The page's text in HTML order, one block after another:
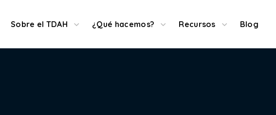
Sobre el TDAH ¿Qué hacemos? Recursos Blog